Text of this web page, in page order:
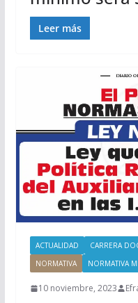
Leer más
ACTUALIDAD CARRERA
NORMATIVA
NORMATIVA
10 noviembre, 2023